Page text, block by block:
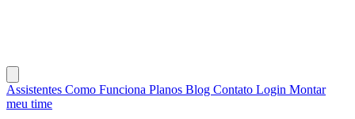
Assistentes Como Funciona Planos Blog Contato Login Montar
meu time